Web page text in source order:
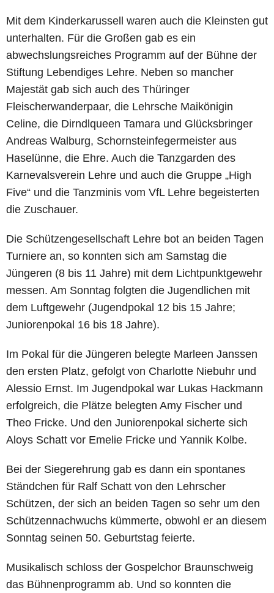
Mit dem Kinderkarussell waren auch die Kleinsten gut
unterhalten. Für die Großen gab es ein
abwechslungsreiches Programm auf der Bühne der
Stiftung Lebendiges Lehre. Neben so mancher
Majestät gab sich auch des Thüringer
Fleischerwanderpaar, die Lehrsche Maikönigin
Celine, die Dirndlqueen Tamara und Glücksbringer
Andreas Walburg, Schornsteinfegermeister aus
Haselünne, die Ehre. Auch die Tanzgarden des
Karnevalsverein Lehre und auch die Gruppe „High
Five“ und die Tanzminis vom VfL Lehre begeisterten
die Zuschauer.
Die Schützengesellschaft Lehre bot an beiden Tagen
Turniere an, so konnten sich am Samstag die
Jüngeren (8 bis 11 Jahre) mit dem Lichtpunktgewehr
messen. Am Sonntag folgten die Jugendlichen mit
dem Luftgewehr (Jugendpokal 12 bis 15 Jahre;
Juniorenpokal 16 bis 18 Jahre).
Im Pokal für die Jüngeren belegte Marleen Janssen
den ersten Platz, gefolgt von Charlotte Niebuhr und
Alessio Ernst. Im Jugendpokal war Lukas Hackmann
erfolgreich, die Plätze belegten Amy Fischer und
Theo Fricke. Und den Juniorenpokal sicherte sich
Aloys Schatt vor Emelie Fricke und Yannik Kolbe.
Bei der Siegerehrung gab es dann ein spontanes
Ständchen für Ralf Schatt von den Lehrscher
Schützen, der sich an beiden Tagen so sehr um den
Schützennachwuchs kümmerte, obwohl er an diesem
Sonntag seinen 50. Geburtstag feierte.
Musikalisch schloss der Gospelchor Braunschweig
das Bühnenprogramm ab. Und so konnten die